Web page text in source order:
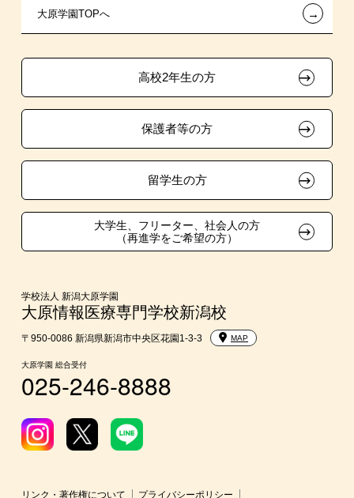
資格・クラブ活動による特待生制度
特別推薦入学
生徒会活動推薦入学
在校生・卒業生紹介推薦入学
大学生・短期大学生特別入学
東京経営大学への3年次編入学
入学前のおすすめ学習システム
大学・短期大学・公務員併願制度
大原の資格サポート制度
採用ご担当の方
大原学園TOPへ ←
高校2年生の方
保護者等の方
留学生の方
大学生、フリーター、社会人の方
（再進学をご希望の方）
学校法人 新潟大原学園
大原情報医療専門学校新潟校
〒950-0086 新潟県新潟市中央区花園1-3-3 MAP
大原学園 総合受付
025-246-8888
リンク・著作権について プライバシーポリシー